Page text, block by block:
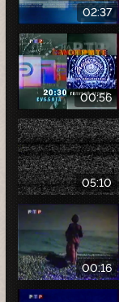
02:37
00:56
05:10
00:16